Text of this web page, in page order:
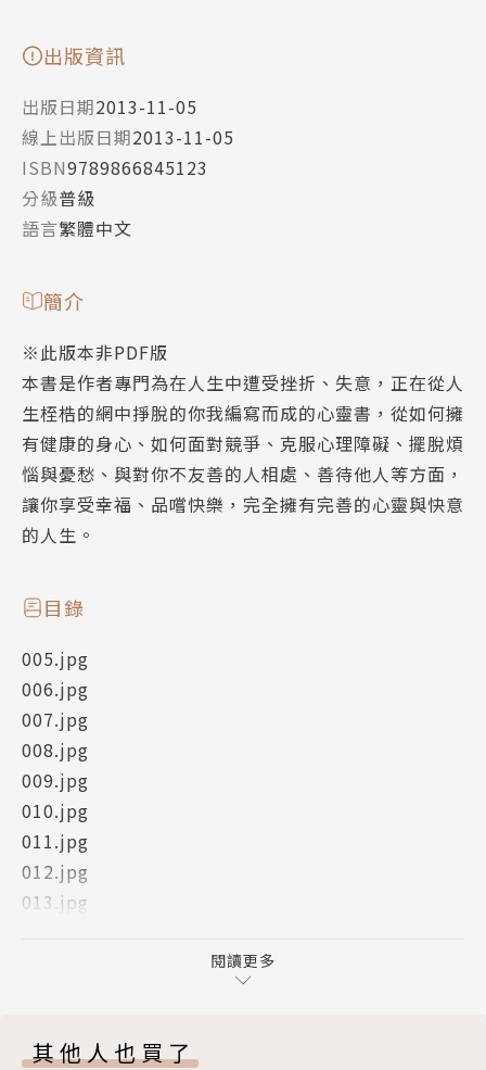
出版資訊
出版日期2013-11-05
線上出版日期2013-11-05
ISBN9789866845123
分級普級
語言繁體中文
簡介
※此版本非PDF版
本書是作者專門為在人生中遭受挫折、失意，正在從人
生桎梏的網中掙脫的你我編寫而成的心靈書，從如何擁
有健康的身心、如何面對競爭、克服心理障礙、擺脫煩
惱與憂愁、與對你不友善的人相處、善待他人等方面，
讓你享受幸福、品嚐快樂，完全擁有完善的心靈與快意
的人生。
目錄
005.jpg
006.jpg
007.jpg
008.jpg
009.jpg
010.jpg
011.jpg
012.jpg
013.jpg
018.jpg
閱讀更多
其他人也買了